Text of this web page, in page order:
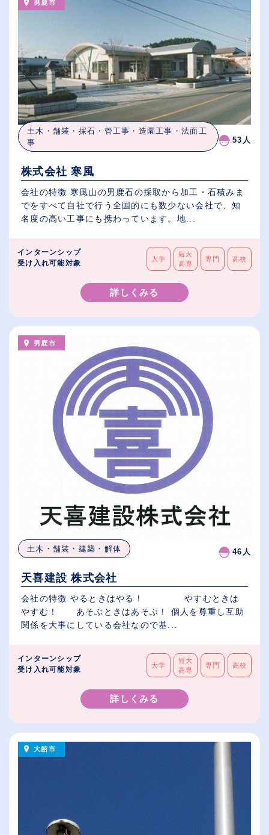
男鹿市
土木・舗装・採石・管工事・造園工事・法面工
事
53人
株式会社 寒風
会社の特徴 寒風山の男鹿石の採取から加工・石積みま
でをすべて自社で行う全国的にも数少ない会社で、知
名度の高い工事にも携わっています。地...
インターンシップ
受け入れ可能対象
大学
短大
高専
専門 高校
詳しくみる
男鹿市
土木・舗装・建築・解体 46人
天喜建設 株式会社
会社の特徴 やるときはやる！ やすむときは
やすむ！ あそぶときはあそぶ！ 個人を尊重し互助
関係を大事にしている会社なので基...
インターンシップ
受け入れ可能対象
大学
短大
高専
専門 高校
詳しくみる
大館市